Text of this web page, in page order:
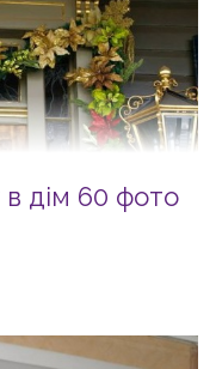
в дім 60 фото